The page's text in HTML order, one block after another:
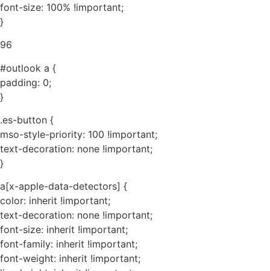
font-size: 100% !important;
}
96
#outlook a {
padding: 0;
}
.es-button {
mso-style-priority: 100 !important;
text-decoration: none !important;
}
a[x-apple-data-detectors] {
color: inherit !important;
text-decoration: none !important;
font-size: inherit !important;
font-family: inherit !important;
font-weight: inherit !important;